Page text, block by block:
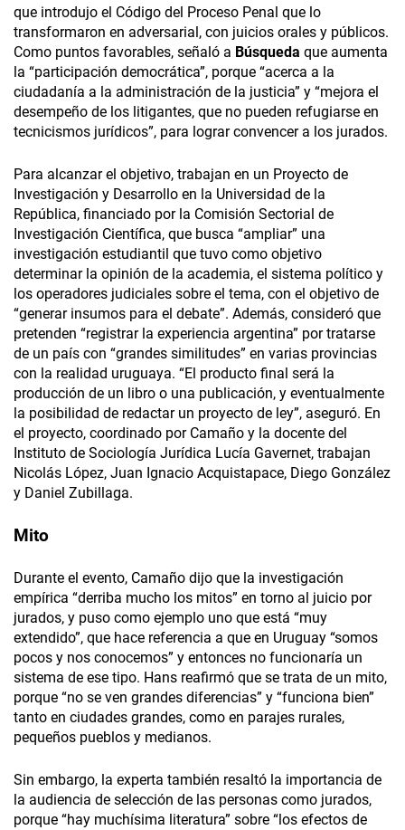
que introdujo el Código del Proceso Penal que lo
transformaron en adversarial, con juicios orales y públicos.
Como puntos favorables, señaló a Búsqueda que aumenta
la “participación democrática”, porque “acerca a la
ciudadanía a la administración de la justicia” y “mejora el
desempeño de los litigantes, que no pueden refugiarse en
tecnicismos jurídicos”, para lograr convencer a los jurados.
Para alcanzar el objetivo, trabajan en un Proyecto de
Investigación y Desarrollo en la Universidad de la
República, financiado por la Comisión Sectorial de
Investigación Científica, que busca “ampliar” una
investigación estudiantil que tuvo como objetivo
determinar la opinión de la academia, el sistema político y
los operadores judiciales sobre el tema, con el objetivo de
“generar insumos para el debate”. Además, consideró que
pretenden “registrar la experiencia argentina” por tratarse
de un país con “grandes similitudes” en varias provincias
con la realidad uruguaya. “El producto final será la
producción de un libro o una publicación, y eventualmente
la posibilidad de redactar un proyecto de ley”, aseguró. En
el proyecto, coordinado por Camaño y la docente del
Instituto de Sociología Jurídica Lucía Gavernet, trabajan
Nicolás López, Juan Ignacio Acquistapace, Diego González
y Daniel Zubillaga.
Mito
Durante el evento, Camaño dijo que la investigación
empírica “derriba mucho los mitos” en torno al juicio por
jurados, y puso como ejemplo uno que está “muy
extendido”, que hace referencia a que en Uruguay “somos
pocos y nos conocemos” y entonces no funcionaría un
sistema de ese tipo. Hans reafirmó que se trata de un mito,
porque “no se ven grandes diferencias” y “funciona bien”
tanto en ciudades grandes, como en parajes rurales,
pequeños pueblos y medianos.
Sin embargo, la experta también resaltó la importancia de
la audiencia de selección de las personas como jurados,
porque “hay muchísima literatura” sobre “los efectos de